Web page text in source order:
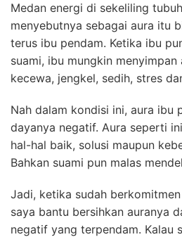
Medan energi di sekeliling
menyebutnya sebagai aura itu
terus ibu pendam. Ketika ibu
suami, ibu mungkin menyimpan
kecewa, jengkel, sedih, stres
Nah dalam kondisi ini, aura ibu
dayanya negatif. Aura seperti
hal-hal baik, solusi maupun
Bahkan suami pun malas
Jadi, ketika sudah
saya bantu bersihkan auranya
negatif yang terpendam. Kalau